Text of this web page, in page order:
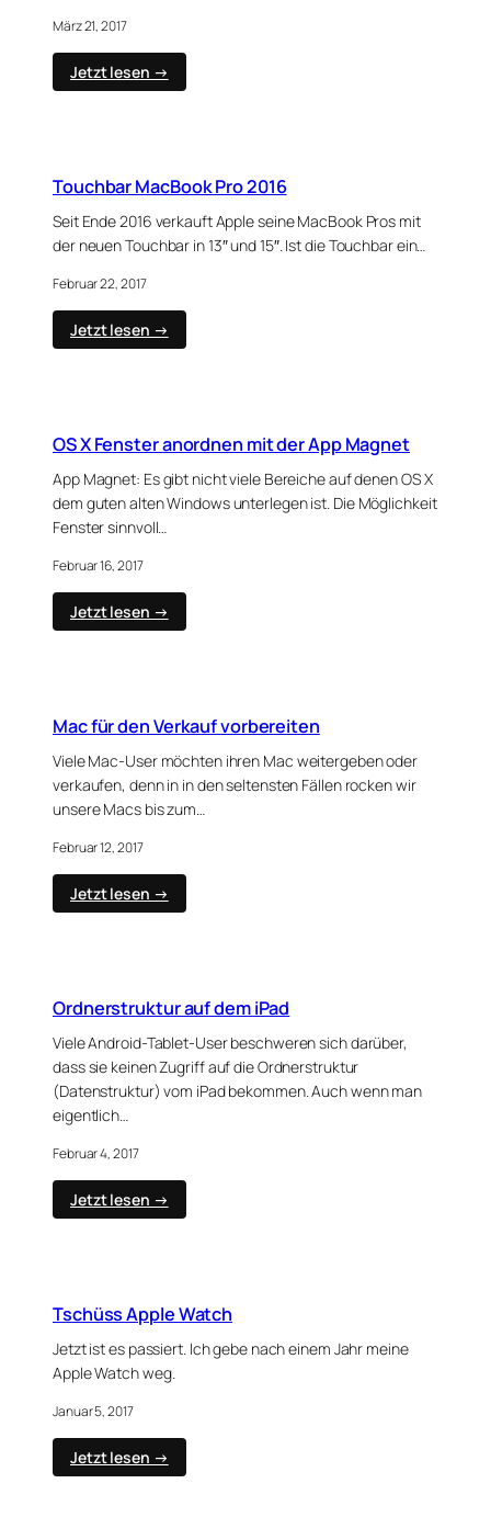
März 21, 2017
Jetzt lesen →
Vergleich
vs
iPad
Air2
Touchbar MacBook Pro 2016
Seit Ende 2016 verkauft Apple seine MacBook Pros mit
der neuen Touchbar in 13″ und 15″. Ist die Touchbar ein…
Februar 22, 2017
Jetzt lesen →
Touchbar
OS X Fenster anordnen mit der App Magnet
App Magnet: Es gibt nicht viele Bereiche auf denen OS X
dem guten alten Windows unterlegen ist. Die Möglichkeit
Fenster sinnvoll…
Februar 16, 2017
Jetzt lesen →
OS
mit
der
App
Magnet
Mac für den Verkauf vorbereiten
Viele Mac-User möchten ihren Mac weitergeben oder
verkaufen, denn in in den seltensten Fällen rocken wir
unsere Macs bis zum…
Februar 12, 2017
Jetzt lesen →
Mac
vorbereiten
Ordnerstruktur auf dem iPad
Viele Android-Tablet-User beschweren sich darüber,
dass sie keinen Zugriff auf die Ordnerstruktur
(Datenstruktur) vom iPad bekommen. Auch wenn man
eigentlich…
Februar 4, 2017
Jetzt lesen →
Ordnerstruktur
Tschüss Apple Watch
Jetzt ist es passiert. Ich gebe nach einem Jahr meine
Apple Watch weg.
Januar 5, 2017
Jetzt lesen →
Tschüss